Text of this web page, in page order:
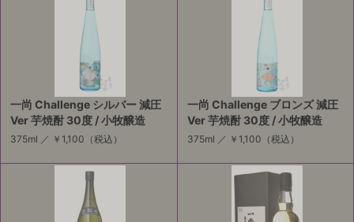
一尚 Challenge シルバー 減圧
Ver 芋焼酎 30度 / 小牧醸造
375ml ／ ￥1,100 （税込）
一尚 Challenge ブロンズ 減圧
Ver 芋焼酎 30度 / 小牧醸造
375ml ／ ￥1,100 （税込）